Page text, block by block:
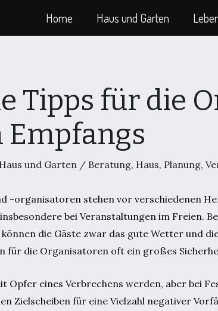
Home Haus und Garten
Tipps für die
Empfangs
Haus und Garten / Beratung, Haus, Planung,
-organisatoren stehen vor verschiedenen
bei Veranstaltungen im Freien.
die Gäste zwar das gute Wetter und
für die Organisatoren oft ein großes
Opfer eines Verbrechens werden, aber bei
Zielscheiben für eine Vielzahl negativer